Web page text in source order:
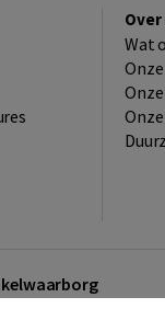
Over
Wat